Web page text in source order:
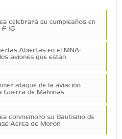
celebrará su cumpleaños en
16
Abiertas en el MNA:
aviones que están
ataque de la aviación
Guerra de Malvinas
conmemoró su Bautismo de
Aérea de Morón